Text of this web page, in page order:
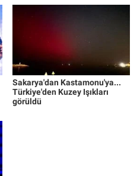
Sakarya'dan Kastamonu'ya...
Türkiye'den Kuzey Işıkları
görüldü